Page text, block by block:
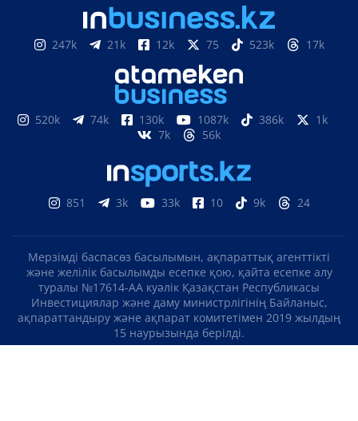
247k 21k 12k 75 523k 17k
520k 74k 130k 1087k 386k
1k
7k
56k
851 3k 33k 10 9k 24
Мерзімді баспасөз басылымын, ақпараттық агенттікті
және желілік басылымды есепке қою, қайта есепке алу
туралы №17614-АА куәлік Қазақстан Республикасы
Инвестициялар және даму министрлігінің Байланыс,
ақпараттандыру және ақпарат комитетімен 2019 жылдың
15 наурызында берілді.